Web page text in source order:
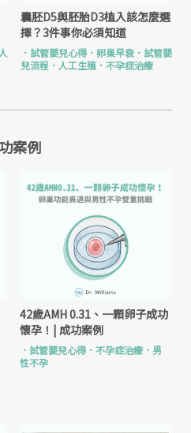
人
囊胚D5與胚胎D3植入該怎麼選
擇？3件事你必須知道
． 試管嬰兒心得 ． 卵巢早衰 ． 試管嬰
兒流程 ． 人工生殖 ． 不孕症治療
案例
42歲AMH 0.31、一顆卵子成功
懷孕！| 成功案例
． 試管嬰兒心得 ．不孕症治療 ． 男
性不孕